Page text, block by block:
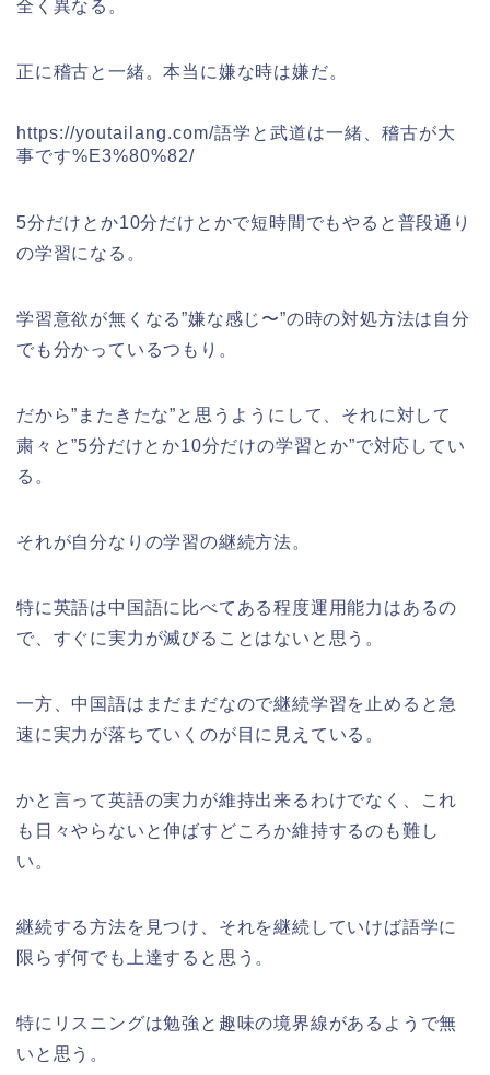
全く異なる。
正に稽古と一緒。本当に嫌な時は嫌だ。
https://youtailang.com/語学と武道は一緒、稽古が大
事です%E3%80%82/
5分だけとか10分だけとかで短時間でもやると普段通り
の学習になる。
学習意欲が無くなる”嫌な感じ〜”の時の対処方法は自分
でも分かっているつもり。
だから”またきたな”と思うようにして、それに対して
粛々と”5分だけとか10分だけの学習とか”で対応してい
る。
それが自分なりの学習の継続方法。
特に英語は中国語に比べてある程度運用能力はあるの
で、すぐに実力が滅びることはないと思う。
一方、中国語はまだまだなので継続学習を止めると急
速に実力が落ちていくのが目に見えている。
かと言って英語の実力が維持出来るわけでなく、これ
も日々やらないと伸ばすどころか維持するのも難し
い。
継続する方法を見つけ、それを継続していけば語学に
限らず何でも上達すると思う。
特にリスニングは勉強と趣味の境界線があるようで無
いと思う。